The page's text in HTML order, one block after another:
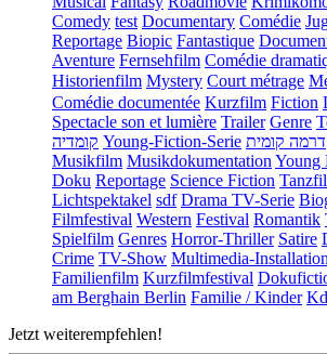
Comedy test Documentary Comédie
Reportage Biopic Fantastique
Aventure Fernsehfilm Comédie
Historienfilm Mystery Court métrage
Comédie documentée Kurzfilm Fiction
Spectacle son et lumière Trailer Genre
קומדיה Young-Fiction-Serie דרמה קומית
Musikfilm Musikdokumentation Young
Doku Reportage Science Fiction
Lichtspektakel sdf Drama TV-Serie
Filmfestival Western Festival Romantik
Spielfilm Genres Horror-Thriller Satire
Crime TV-Show Multimedia-Installation
Familienfilm Kurzfilmfestival
am Berghain Berlin Familie / Kinder
Jetzt weiterempfehlen!